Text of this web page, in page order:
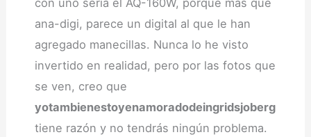
ana-digi, parece un digital al que le han
agregado manecillas. Nunca lo he visto
invertido en realidad, pero por las fotos que
se ven, creo que
yotambienestoyenamoradodeingridsjoberg
tiene razón y no tendrás ningún problema.